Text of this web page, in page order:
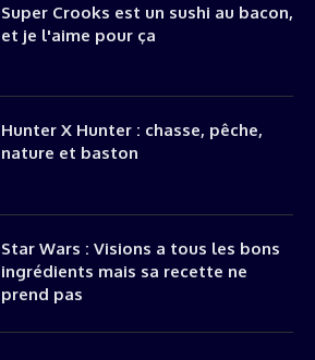
Super Crooks est un sushi au bacon,
et je l'aime pour ça
Hunter X Hunter : chasse, pêche,
nature et baston
Star Wars : Visions a tous les bons
ingrédients mais sa recette ne
prend pas